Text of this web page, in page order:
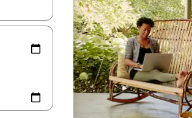
pregledati koristeći se strelicama prema